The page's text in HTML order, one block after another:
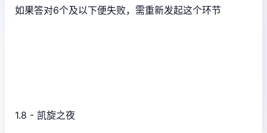
如果答对6个及以下便失败，需重新发起这个环节
1.8 - 凯旋之夜